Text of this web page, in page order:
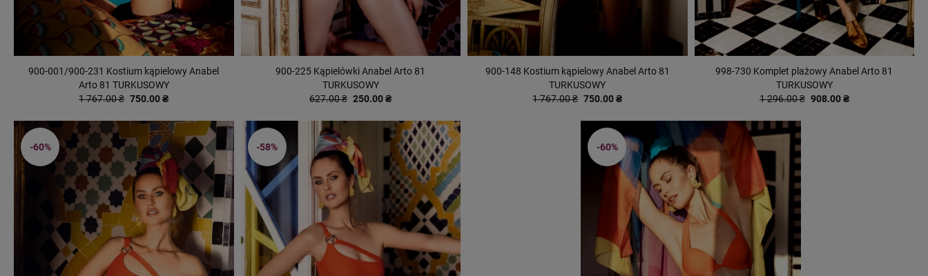
900-001/900-231 Kostium kąpielowy Anabel
Arto 81 TURKUSOWY
1 767.00 ₴ 750.00 ₴
900-225 Kąpielówki Anabel Arto 81
TURKUSOWY
627.00 ₴ 250.00 ₴
900-148 Kostium kąpielowy Anabel Arto 81
TURKUSOWY
1 767.00 ₴ 750.00 ₴
998-730 Komplet plażowy Anabel Arto 81
TURKUSOWY
1 296.00 ₴ 908.00 ₴
-60% -58% -60%